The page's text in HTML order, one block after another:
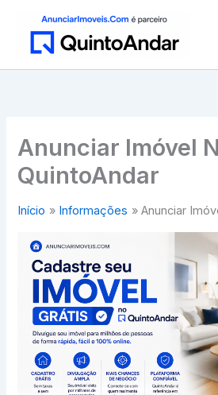
conteúdo
Anunciar Imóvel
QuintoAndar
Início Informações Anunciar